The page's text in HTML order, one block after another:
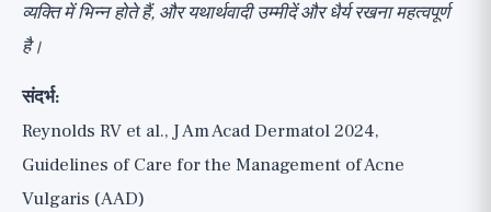
व्यक्ति में भिन्न होते हैं, और यथार्थवादी उम्मीदें और धैर्य रखना महत्वपूर्ण
है।
संदर्भ:
Reynolds RV et al., J Am Acad Dermatol 2024,
Guidelines of Care for the Management of Acne
Vulgaris (AAD)